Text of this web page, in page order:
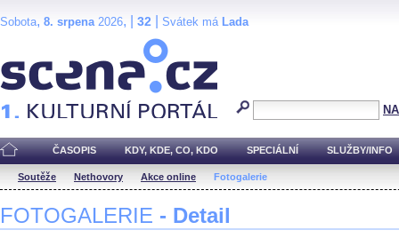
Sobota, 8. srpena2026, | 32 Svátek má Lada
ČASOPIS KDY, KDE, CO, KDO SPECIÁLNÍ SLUŽBY/INFO
Soutěže Nethovory Akce online Fotogalerie
FOTOGALERIE - Detail